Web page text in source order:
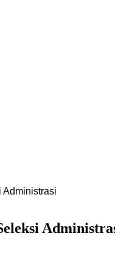
Administrasi